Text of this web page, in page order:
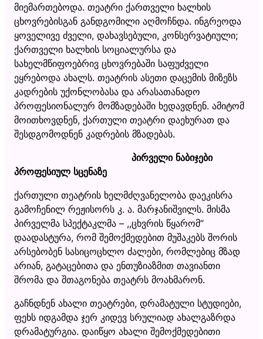
მიემართებოდა. თეატრი ქართველი ხალხის
ცხოვრებისგან განდგომილი აღმოჩნდა. ინგრეოდა
ყოველივე ძველი, დახავსებული, კონსერვატიული;
ქართველი ხალხის სოციალურსა და
სახელმწიფოებრივ ცხოვრებაში საფუძველი
ეყრებოდა ახალს. თეატრის ასეთი დაცემის მიზეზს
კადრების უქონლობასა და არასათანადო
პროფესიონალურ მომზადებაში ხედავდნენ. ამიტომ
მოითხოვდნენ, ქართული თეატრი დაეხურათ და
შესდგომოდნენ კადრების მზადებას.
პირველი ნაბიჯები
პროფესიულ სცენაზე
ქართული თეატრის ხელმძღვანელობა დაეკისრა
გამოჩენილ რეჟისორს კ. ა. მარჯანიშვილს. მისმა
პირველმა სპექტაკლმა – ,,ცხვრის წყარომ“
დაადასტურა, რომ შემოქმედებით მუშაკებს შორის
არსებობენ სასიცოცხლო ძალები, რომლებიც მზად
არიან, გატაცებითა და ენთუზიაზმით თავიანთი
შრომა და შთაგონება თეატრს მოახმარონ.
გაჩნდნენ ახალი თეატრები, დრამატული სტუდიები,
ფეხს იდგამდა ჯერ კიდევ სრულიად ახალგაზრდა
დრამატურგია. დაიწყო ახალი შემოქმედებითი